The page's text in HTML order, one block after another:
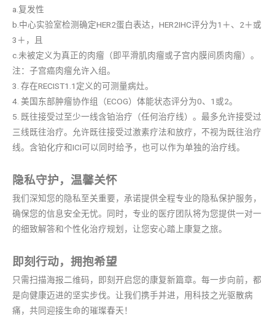
a.复发性
b.中心实验室检测确定HER2蛋白表达，HER2IHC评分为1＋、2＋或
3＋，且
c.未被定义为真正的肉瘤（即平滑肌肉瘤或子宫内膜间质肉瘤）。
注：子宫癌肉瘤允许入组。
3. 存在RECIST1.1定义的可测量病灶。
4. 美国东部肿瘤协作组（ECOG）体能状态评分为0、1或2。
5. 既往接受过至少一线含铂治疗（任何治疗线）。最多允许接受过
三线既往治疗。允许既往接受过激素疗法和放疗，不视为既往治疗
线。含铂化疗和ICI可以同时给予，也可以作为单独的治疗线。
隐私守护，温馨关怀
我们深知您的隐私至关重要，承诺提供全程专业的隐私保护服务，
确保您的信息安全无忧。同时，专业的医疗团队将为您提供一对一
的细致解答和个性化治疗规划，让您安心踏上康复之旅。
即刻行动，拥抱希望
只需扫描海报二维码，即刻开启您的康复新篇章。每一步向前，都
是向健康迈进的坚实步伐。让我们携手并进，用科技之光驱散病
痛，共同迎接生命的璀璨春天！